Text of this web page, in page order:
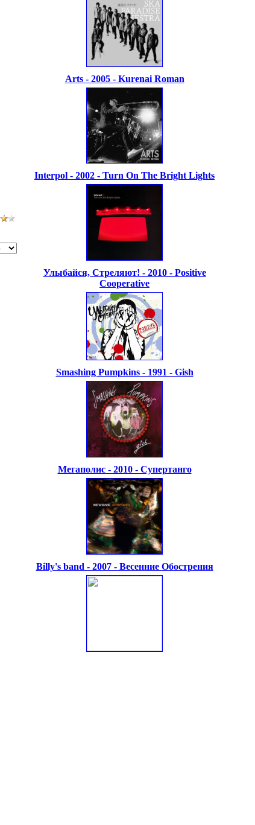
Arts - 2005 - Kurenai Roman
Interpol - 2002 - Turn On The Bright Lights
Улыбайся, Стреляют! - 2010 - Positive
Cooperative
Smashing Pumpkins - 1991 - Gish
Мегаполис - 2010 - Супертанго
Billy's band - 2007 - Весенние Обострения